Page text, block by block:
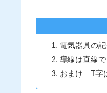
電気器具の
導線は直線で
おまけ T字